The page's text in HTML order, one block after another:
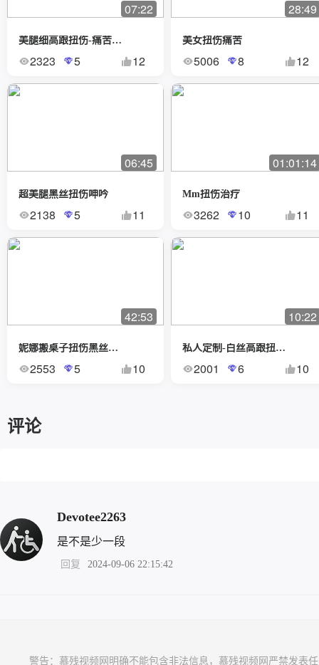
07:22
美腿细高跟扭伤-痛苦揉脚
2323 5 12
28:49
美女扭伤痛苦
5006 8 12
06:45
超美腿黑丝扭伤呻吟
2138 5 11
01:01:14
Mm扭伤治疗
3262 10 11
42:53
妮娜搬桌子扭伤黑丝脚医院治疗
2553 5 10
10:22
私人定制-白丝高跟扭伤脚忍痛坚持穿高跟走路
2001 6 10
评论
Devotee2263
是不是少一段
回复 2024-09-06 22:15:42